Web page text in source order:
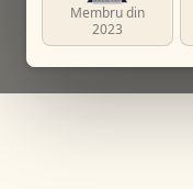
Membru din
2023